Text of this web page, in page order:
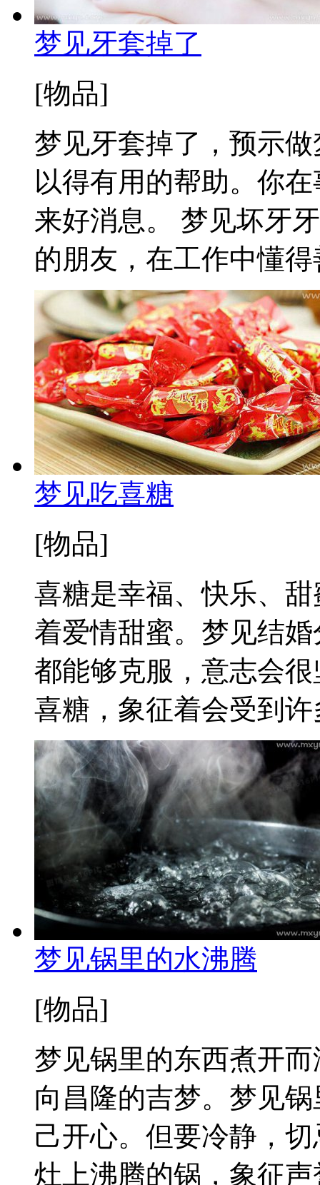
梦见牙套掉了
[物品]
梦见牙套掉了，预示
以得有用的帮助。你
来好消息。 梦见坏牙
的朋友，在工作中懂
梦见吃喜糖
[物品]
喜糖是幸福、快乐、
着爱情甜蜜。梦见结
都能够克服，意志会
喜糖，象征着会受到
梦见锅里的水沸腾
[物品]
梦见锅里的东西煮开
向昌隆的吉梦。梦见
己开心。但要冷静，
灶上沸腾的锅，象征